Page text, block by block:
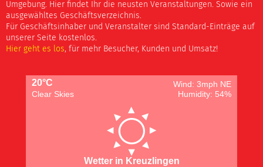
Umgebung. Hier findet Ihr die neusten Veranstaltungen. Sowie ein
ausgewähltes Geschäftsverzeichnis.
Für Geschäftsinhaber und Veranstalter sind Standard-Einträge auf
unserer Seite kostenlos.
Hier geht es los, für mehr Besucher, Kunden und Umsatz!
20°C
Wind: 3mph NE
Clear Skies
Humidity: 54%
Wetter in Kreuzlingen